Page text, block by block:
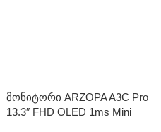
მონიტორი ARZOPA A3C Pro
13.3″ FHD OLED 1ms Mini